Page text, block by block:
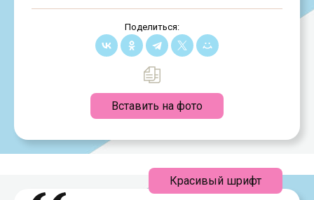
Поделиться:
Вставить на фото
Красивый шрифт